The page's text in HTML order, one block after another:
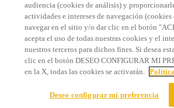
audiencia (cookies de análisis) y
actividades e intereses de navegación
navegar en el sitio y/o dar clic en el botón
acepta el uso de todas nuestras cookies y el
nuestros terceros para dichos fines. Si desea
clic en el botón DESEO CONFIGURAR MI
en la X, todas las cookies se activarán.
Deseo configurar mi preferencia